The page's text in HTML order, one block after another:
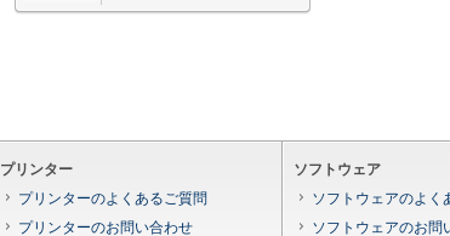
プリンター
プリンターのよくあるご質問
プリンターのお問い合わせ
ソフトウェア
ソフトウェアのよく
ソフトウェアのお問